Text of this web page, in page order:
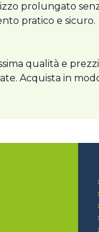
prolungato
pratico e sicuro.
qualità e
Acquista in